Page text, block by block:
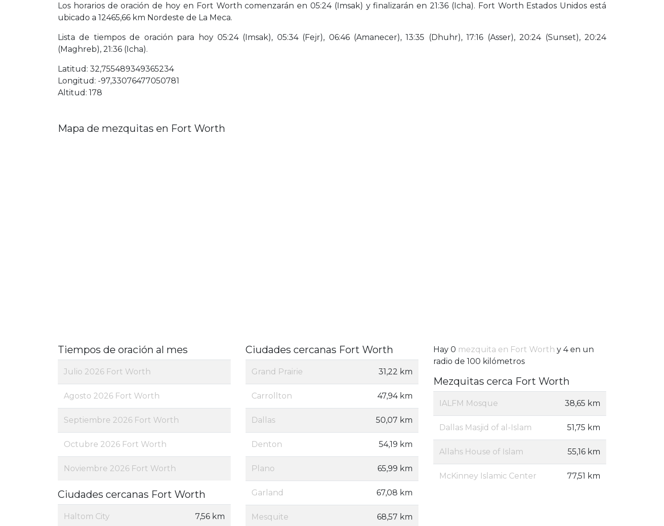
Los horarios de oración de hoy en Fort Worth comenzarán en 05:24 (Imsak) y finalizarán en 21:36 (Icha). Fort Worth Estados Unidos está
ubicado a 12465,66 km Nordeste de La Meca.
Lista de tiempos de oración para hoy 05:24 (Imsak), 05:34 (Fejr), 06:46 (Amanecer), 13:35 (Dhuhr), 17:16 (Asser), 20:24 (Sunset), 20:24
(Maghreb), 21:36 (Icha).
Latitud: 32,755489349365234
Longitud: -97,33076477050781
Altitud: 178
Mapa de mezquitas en Fort Worth
Tiempos de oración al mes
Julio 2026 Fort Worth
Agosto 2026 Fort Worth
Septiembre 2026 Fort Worth
Octubre 2026 Fort Worth
Noviembre 2026 Fort Worth
Ciudades cercanas Fort Worth
Haltom City 7,56 km
Ciudades cercanas Fort Worth
Grand Prairie 31,22 km
Carrollton 47,94 km
Dallas 50,07 km
Denton 54,19 km
Plano 65,99 km
Garland 67,08 km
Mesquite 68,57 km
Hay 0 mezquita en Fort Worth y 4 en un
radio de 100 kilómetros
Mezquitas cerca Fort Worth
IALFM Mosque 38,65 km
Dallas Masjid of al-Islam 51,75 km
Allahs House of Islam 55,16 km
McKinney Islamic Center 77,51 km